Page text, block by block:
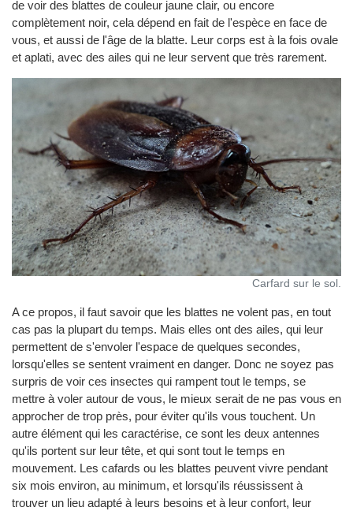
de voir des blattes de couleur jaune clair, ou encore
complètement noir, cela dépend en fait de l'espèce en face de
vous, et aussi de l'âge de la blatte. Leur corps est à la fois ovale
et aplati, avec des ailes qui ne leur servent que très rarement.
Carfard sur le sol.
A ce propos, il faut savoir que les blattes ne volent pas, en tout
cas pas la plupart du temps. Mais elles ont des ailes, qui leur
permettent de s'envoler l'espace de quelques secondes,
lorsqu'elles se sentent vraiment en danger. Donc ne soyez pas
surpris de voir ces insectes qui rampent tout le temps, se
mettre à voler autour de vous, le mieux serait de ne pas vous en
approcher de trop près, pour éviter qu'ils vous touchent. Un
autre élément qui les caractérise, ce sont les deux antennes
qu'ils portent sur leur tête, et qui sont tout le temps en
mouvement. Les cafards ou les blattes peuvent vivre pendant
six mois environ, au minimum, et lorsqu'ils réussissent à
trouver un lieu adapté à leurs besoins et à leur confort, leur